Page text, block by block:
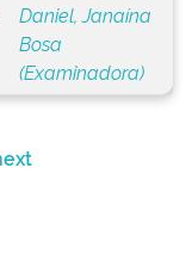
Daniel, Janaína
Bosa
(Examinadora)